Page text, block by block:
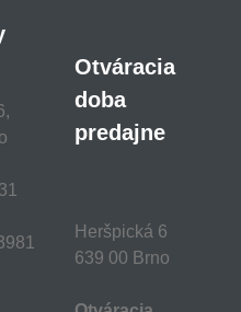
Otváracia
doba
predajne
Heršpická 6
639 00 Brno